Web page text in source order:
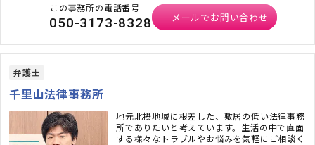
この事務所の電話番号
050-3173-8328 メールでお問い合わせ
弁護士
千里山法律事務所
地元北摂地域に根差した、敷居の低い法律事務
所でありたいと考えています。生活の中で直面
する様々なトラブルやお悩みを気軽にご相談く